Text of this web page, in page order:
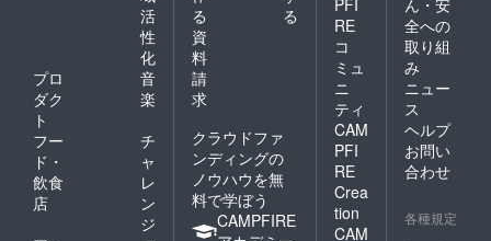
活
性
化
プロ
ダク
ト
音
楽
フー
ド・
飲食
店
チ
ャ
レ
ン
ジ
る
る
資
料
請
求
クラウドファ
ンディングの
ノウハウを無
料で学ぼう
CAMPFIRE
PFI
RE
コ
ミュ
ニ
ティ
CAM
PFI
RE
Crea
tion
CAM
ん・安
全への
取り組
み
ニュー
ス
ヘルプ
お問い
合わせ
各種規定